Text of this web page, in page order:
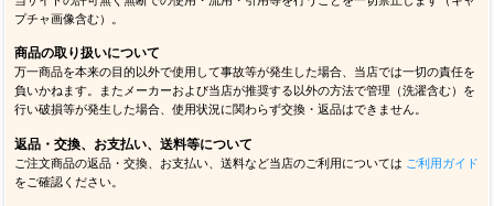
プチャ画像含む）。
商品の取り扱いについて
万一商品を本来の目的以外で使用して事故等が発生した場合、当店では一切の責任を
負いかねます。またメーカーおよび当店が推奨する以外の方法で管理（洗濯含む）を
行い破損等が発生した場合、使用状況に関わらず交換・返品はできません。
返品・交換、お支払い、送料等について
ご注文商品の返品・交換、お支払い、送料など当店のご利用については ご利用ガイド
をご確認ください。